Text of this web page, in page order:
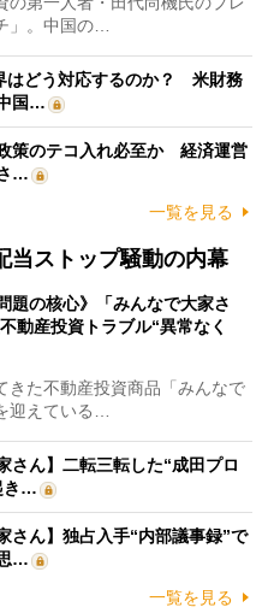
」。中国の…
はどう対応するのか？ 米財務
国…
策のテコ入れ必至か 経済運営
…
一覧を見る
当ストップ騒動の内幕
題の核心》「みんなで大家さ
動産投資トラブル“異常なく
た不動産投資商品「みんなで
迎えている…
さん】二転三転した“成田プロ
き…
さん】独占入手“内部議事録”で
…
一覧を見る